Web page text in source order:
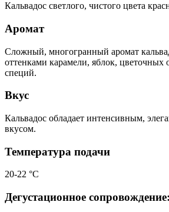
Кальвадос светлого, чистого цвета
Аромат
Сложный, многогранный аромат
оттенками карамели, яблок, цветочных
специй.
Вкус
Кальвадос обладает интенсивным,
вкусом.
Температура подачи
20-22 °С
Дегустационное сопровождение: